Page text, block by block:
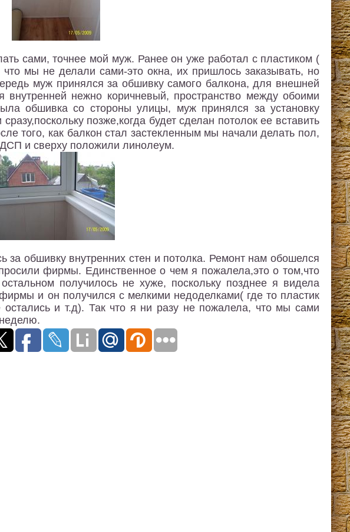
сами, точнее мой муж. Ранее он уже работал с пластиком (
мы не делали сами-это окна, их пришлось заказывать, но
муж принялся за обшивку самого балкона, для внешней
нежно коричневый, пространство между обоими
обшивка со стороны улицы, муж принялся за установку
позже,когда будет сделан потолок ее вставить
того, как балкон стал застекленным мы начали делать пол,
и сверху положили линолеум.
за обшивку внутренних стен и потолка. Ремонт нам обошелся
фирмы. Единственное о чем я пожалела,это о том,что
получилось не хуже, поскольку позднее я видела
и он получился с мелкими недоделками( где то пластик
и т.д). Так что я ни разу не пожалела, что мы сами